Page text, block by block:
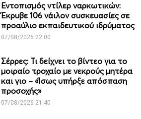
Εντοπισμός ντίλερ ναρκωτικών:
Έκρυβε 106 νάιλον συσκευασίες σε
προαύλιο εκπαιδευτικού ιδρύματος
07/08/2026 22:00
Σέρρες: Τι δείχνει το βίντεο για το
μοιραίο τροχαίο με νεκρούς μητέρα
και γιο – «Ίσως υπήρξε απόσπαση
προσοχής»
07/08/2026 21:40